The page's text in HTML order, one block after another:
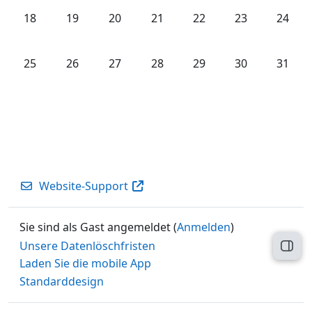
Keine Termine, Montag, 18. Mai
18 Keine Termine, Dienstag, 19. Mai
19 Keine Termine, Mittwoch, 20. Mai
20 Keine Termine, Donnerstag,
21 Keine Termine,
22 Keine
23 Keine
24
Keine Termine, Montag, 25. Mai
25 Keine Termine, Dienstag, 26. Mai
26 Keine Termine, Mittwoch, 27. Mai
27 Keine Termine, Donnerstag,
28 Keine Termine,
29 Keine
30 Keine
31
Website-Support
Sie sind als Gast angemeldet (Anmelden)
Unsere Datenlöschfristen
Laden Sie die mobile App
Standarddesign